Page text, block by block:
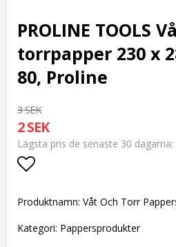
PROLINE TOOLS
torrpapper 230 x
80, Proline
3 SEK
2 SEK
Lägsta pris de senaste 30 dagarna
Lägg till i
Produktnamn: Våt Och Torr
Kategori: Pappersprodukter